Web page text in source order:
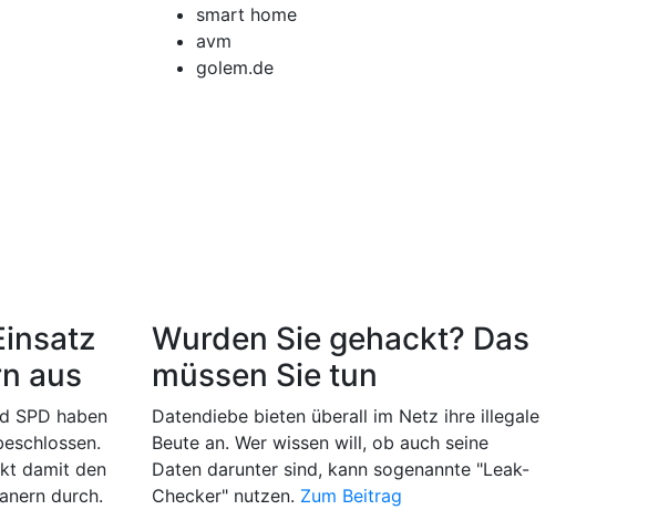
smart home
avm
golem.de
aus
SPD haben
damit den
durch.
Wurden Sie gehackt? Das
müssen Sie tun
Datendiebe bieten überall im Netz ihre illegale
Beute an. Wer wissen will, ob auch seine
Daten darunter sind, kann sogenannte "Leak-
Checker" nutzen. Zum Beitrag